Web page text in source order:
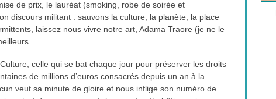
de prix, le lauréat (smoking, robe de soirée et
discours militant : sauvons la culture, la planète, la place
laissez nous vivre notre art, Adama Traore (je ne le
celle qui se bat chaque jour pour préserver les droits
de millions d’euros consacrés depuis un an à la
veut sa minute de gloire et nous inflige son numéro de
STABAT MURDER, UN THRILLER
MUSICAL